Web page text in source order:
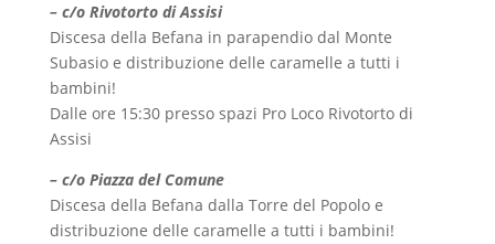
– c/o Rivotorto di Assisi
Discesa della Befana in parapendio dal Monte
Subasio e distribuzione delle caramelle a tutti i
bambini!
Dalle ore 15:30 presso spazi Pro Loco Rivotorto di
Assisi
– c/o Piazza del Comune
Discesa della Befana dalla Torre del Popolo e
distribuzione delle caramelle a tutti i bambini!